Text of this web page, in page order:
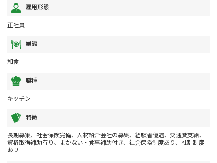
雇用形態
正社員
業態
和食
職種
キッチン
特徴
長期募集、社会保険完備、人材紹介会社の募集、経験者優遇、交通費支給、
資格取得補助有り、まかない・食事補助付き、社会保険制度あり、社割制度
あり